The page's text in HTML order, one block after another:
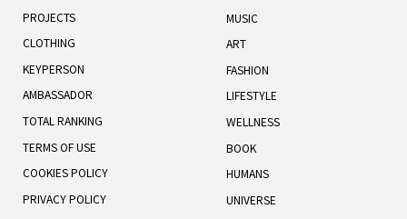
PROJECTS
CLOTHING
KEYPERSON
AMBASSADOR
TOTAL RANKING
TERMS OF USE
COOKIES POLICY
PRIVACY POLICY
MUSIC
ART
FASHION
LIFESTYLE
WELLNESS
BOOK
HUMANS
UNIVERSE